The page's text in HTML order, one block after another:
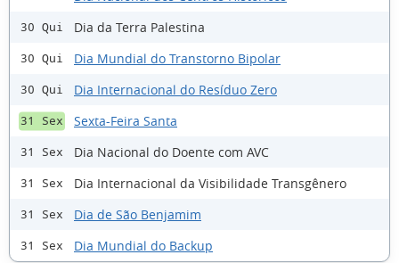
30 Qui Dia da Terra Palestina
30 Qui Dia Mundial do Transtorno Bipolar
30 Qui Dia Internacional do Resíduo Zero
31 Sex Sexta-Feira Santa
31 Sex Dia Nacional do Doente com AVC
31 Sex Dia Internacional da Visibilidade Transgênero
31 Sex Dia de São Benjamim
31 Sex Dia Mundial do Backup